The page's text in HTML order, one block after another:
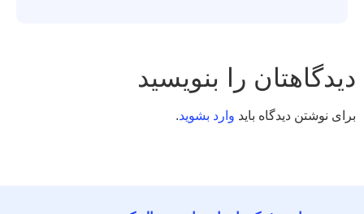
دیدگاهتان را بنویسید
برای نوشتن دیدگاه باید وارد بشوید.